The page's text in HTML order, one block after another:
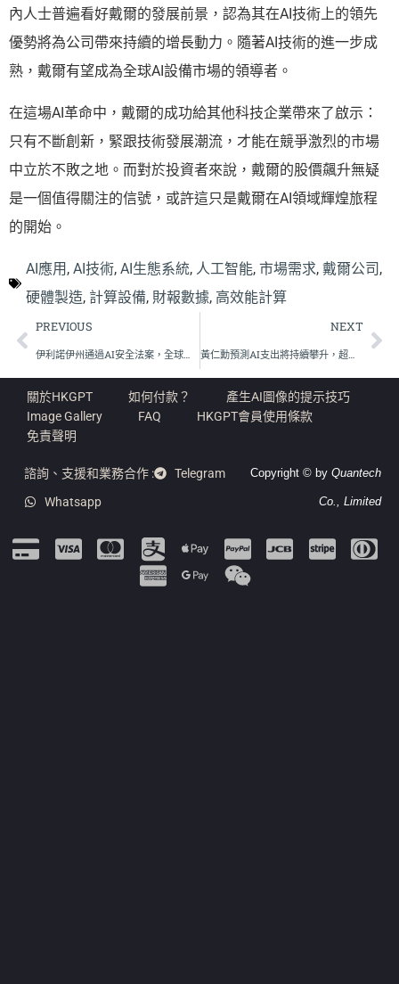
內人士普遍看好戴爾的發展前景，認為其在AI技術上的領先
優勢將為公司帶來持續的增長動力。隨著AI技術的進一步成
熟，戴爾有望成為全球AI設備市場的領導者。
在這場AI革命中，戴爾的成功給其他科技企業帶來了啟示：
只有不斷創新，緊跟技術發展潮流，才能在競爭激烈的市場
中立於不敗之地。而對於投資者來說，戴爾的股價飆升無疑
是一個值得關注的信號，或許這只是戴爾在AI領域輝煌旅程
的開始。
AI應用 , AI技術, AI生態系統, 人工智能, 市場需求, 戴爾公司 ,
硬體製造, 計算設備, 財報數據, 高效能計算
PREVIOUS NEXT
黃仁勳預測AI支出將持續攀升，超大數據中心需求激增
關於HKGPT 如何付款？
產生AI圖像的提示技巧
Image Gallery
FAQ
HKGPT會員使用條款
免責聲明
諮詢、支援和業務合作 :
Telegram
Whatsapp
Copyright © by Quantech
Co., Limited